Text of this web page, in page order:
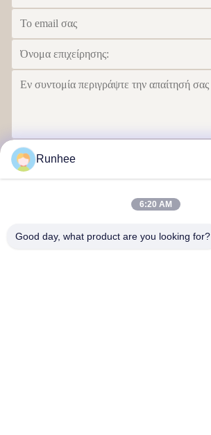
Runhee
6:20 AM
Good day, what product are you looking for?